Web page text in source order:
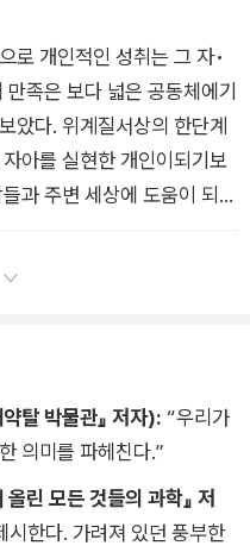
물을 지을 만한 지적 능력이
것이다. 한때 유럽 학자들
포포강 사이에 있는 14세기
거주한 것으로 추정된다)가
모방한 것이라고 생각했다.
축물과 공학 기술을 다룰 능
으며 8,000킬로미터나 멀리
곳에는 한때 문명화된 국가
차별주의를 함축하고 있으
주장을 결코 하지 않는다.
신전이나, 아테네에 있는 파
움을 외계인이 지었다고 하
게 지켜보았다. 테일러가 사
. 그는 사람들이 업무를 이루
이는 시간을 아주 까다로울
물리적인 요소도 그의 눈
이라는 제단을 숭배했다.
완수하는 최고의 방법을 찾
하고 관리하는 영역에서 그
이 되었다. 여느 수많은 경우
원천이자 새로운 시장으로
다임은 모든 곳에 있는 노동
은 이런 점을 금세 알아챘다.
중앙 노동조합에서 연설을
용한 일원이 되도록 힘
대한 많이 일하도록 만드
범위한 사회의 대리자
전체가 자연스럽게 이득을
않는다. 문제는 공동체가 개
학이라는 관점으로바라본다
작동하는 사람들이다. 서
람은 학위를취득하는 것처
나 또는 재산을 축적해서 사
까 아무것도 없는 상태에
를 이루는 완벽한 기초인 것
만 앞
으로 주변화되었든 간
여기는 것이다.
신의 가치를 얻어낼 필요
음부터 존재한다고 상징하
여받은 상태로 태어났으
이 된다는 것은 어떤 의미
을 블랙풋 공동체에서는어
어떻게 그런 관념은 발전
애했습니다.˝
습이 되고자 노력한때 가
로 개인적인 성취는 그 자•
족은 보다 넓은 공동체에기
았다. 위계질서상의 한단계
아를 실현한 개인이되기보
과 주변 세상에 도움이 되어
트산족의 일원이자 활동가
. ˝캐나다 원주민들은 자신
칠 영향을 고러해서 일어
진정한 힘이란 공동체의 집
탈 박물관』 저자): “우리가
의미를 파헤친다.”
린 모든 것들의 과학』 저
시한다. 가려져 있던 풍부한